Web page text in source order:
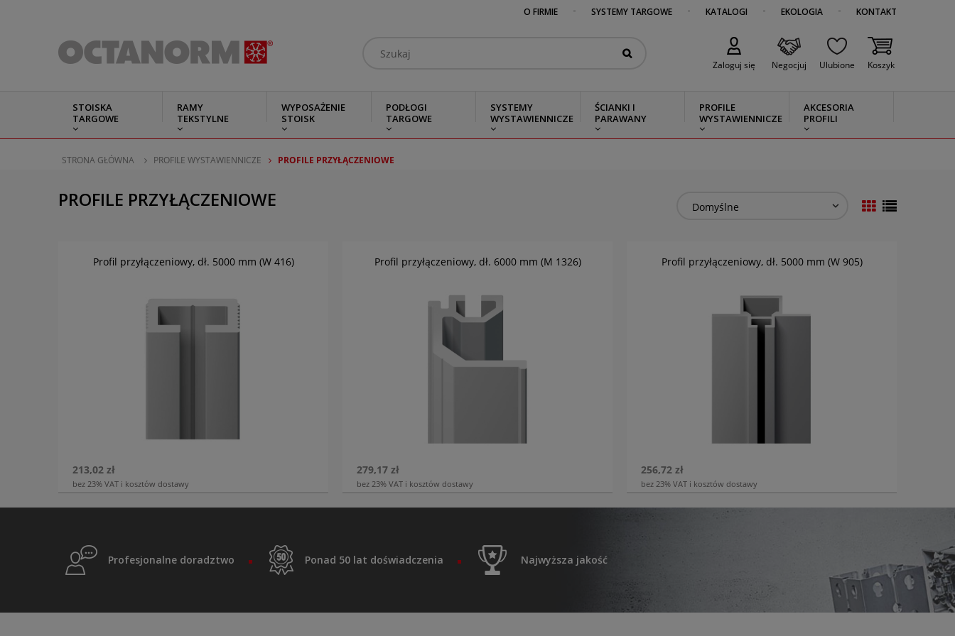
O FIRMIE SYSTEMY TARGOWE KATALOGI EKOLOGIA KONTAKT
Koszyk
Ulubione
Negocjuj
Zaloguj się
STOISKA
TARGOWE
RAMY
TEKSTYLNE
WYPOSAŻENIE
STOISK
PODŁOGI
TARGOWE
SYSTEMY
WYSTAWIENNICZE
ŚCIANKI I
PARAWANY
PROFILE
WYSTAWIENNICZE
AKCESORIA
PROFILI
STRONA GŁÓWNA PROFILE WYSTAWIENNICZE PROFILE PRZYŁĄCZENIOWE
PROFILE PRZYŁĄCZENIOWE
Profil przyłączeniowy, dł. 5000 mm (W 416)
213,02 zł
bez 23% VAT i kosztów dostawy
Profil przyłączeniowy, dł. 6000 mm (M 1326)
279,17 zł
bez 23% VAT i kosztów dostawy
Profil przyłączeniowy, dł. 5000 mm (W 905)
256,72 zł
bez 23% VAT i kosztów dostawy
Profesjonalne doradztwo Ponad 50 lat doświadczenia Najwyższa jakość